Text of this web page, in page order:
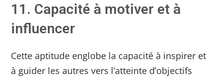
11. Capacité à motiver et à
influencer
Cette aptitude englobe la capacité à inspirer et
à guider les autres vers l’atteinte d’objectifs